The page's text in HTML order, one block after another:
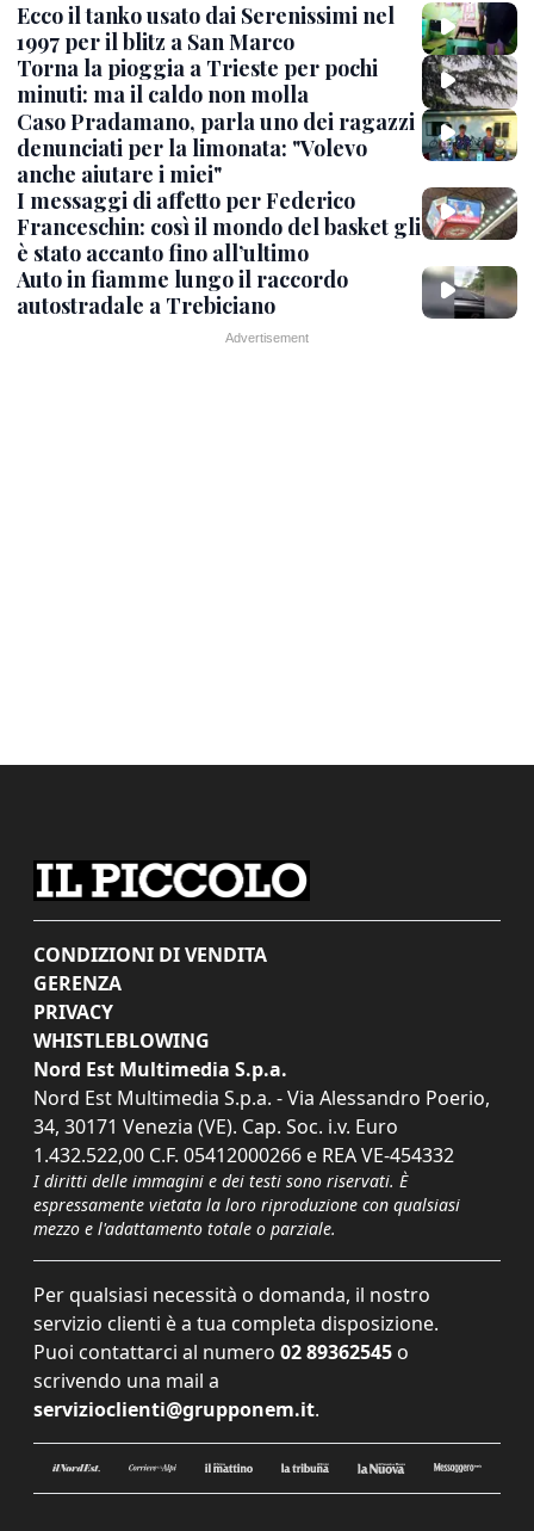
Ecco il tanko usato dai Serenissimi nel
1997 per il blitz a San Marco
Torna la pioggia a Trieste per pochi
minuti: ma il caldo non molla
Caso Pradamano, parla uno dei ragazzi
denunciati per la limonata: "Volevo
anche aiutare i miei"
I messaggi di affetto per Federico
Franceschin: così il mondo del basket gli
è stato accanto fino all’ultimo
Auto in fiamme lungo il raccordo
autostradale a Trebiciano
CONDIZIONI DI VENDITA
GERENZA
PRIVACY
WHISTLEBLOWING
Nord Est Multimedia S.p.a.
Nord Est Multimedia S.p.a. - Via Alessandro Poerio,
34, 30171 Venezia (VE). Cap. Soc. i.v. Euro
1.432.522,00 C.F. 05412000266 e REA VE-454332
I diritti delle immagini e dei testi sono riservati. È
espressamente vietata la loro riproduzione con qualsiasi
mezzo e l'adattamento totale o parziale.
Per qualsiasi necessità o domanda, il nostro
servizio clienti è a tua completa disposizione.
Puoi contattarci al numero 02 89362545 o
scrivendo una mail a
servizioclienti@grupponem.it.